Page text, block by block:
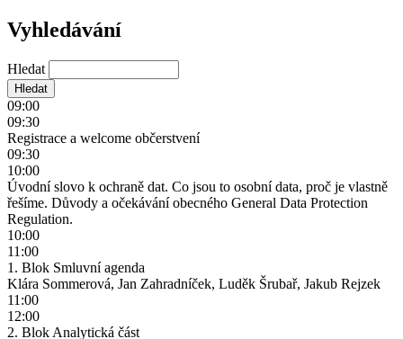
Vyhledávání
Hledat
09:00
09:30
Registrace a welcome občerstvení
09:30
10:00
Úvodní slovo k ochraně dat. Co jsou to osobní data, proč je vlastně
řešíme. Důvody a očekávání obecného General Data Protection
Regulation.
10:00
11:00
1. Blok Smluvní agenda
Klára Sommerová, Jan Zahradníček, Luděk Šrubař, Jakub Rejzek
11:00
12:00
2. Blok Analytická část